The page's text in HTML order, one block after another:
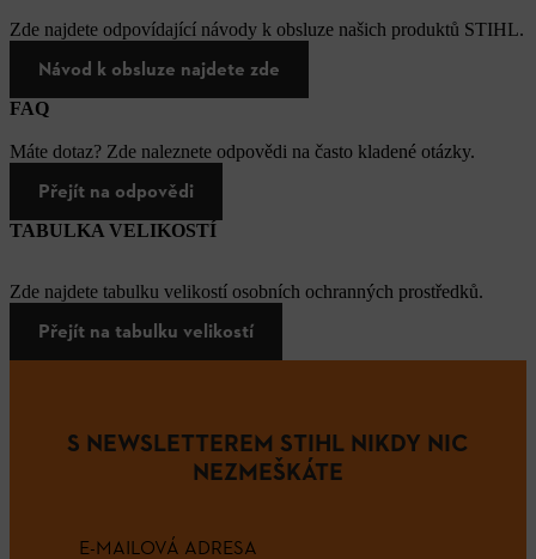
Zde najdete odpovídající návody k obsluze našich produktů STIHL.
Návod k obsluze najdete zde
FAQ
Máte dotaz? Zde naleznete odpovědi na často kladené otázky.
Přejít na odpovědi
TABULKA VELIKOSTÍ
Zde najdete tabulku velikostí osobních ochranných prostředků.
Přejít na tabulku velikostí
S NEWSLETTEREM STIHL NIKDY NIC
NEZMEŠKÁTE
E-MAILOVÁ ADRESA